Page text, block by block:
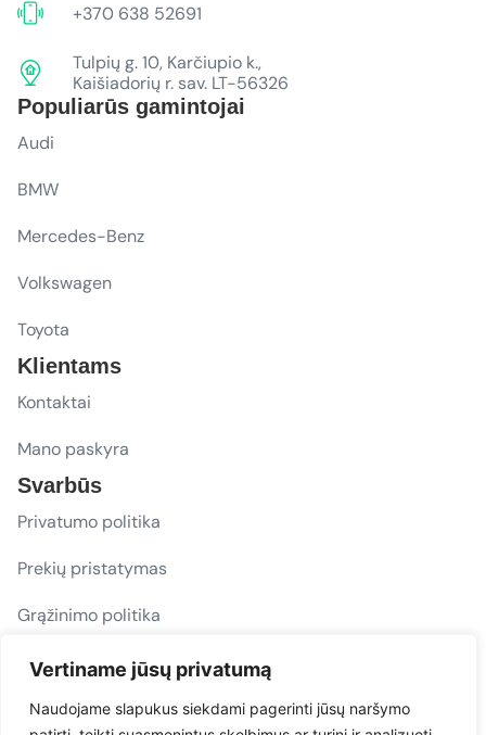
Vertiname jūsų privatumą
Naudojame slapukus siekdami pagerinti jūsų naršymo
+370 638 52691
Tulpių g. 10, Karčiupio k.,
Kaišiadorių r. sav. LT-56326
Populiarūs gamintojai
Audi
BMW
Mercedes-Benz
Volkswagen
Toyota
Klientams
Kontaktai
Mano paskyra
Svarbūs
Privatumo politika
Prekių pristatymas
Grąžinimo politika
D. U. K.
Sekite mus